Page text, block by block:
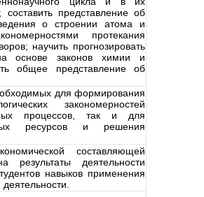
представление об
о строении атома и
протекания
научить прогнозировать
основе законов химии и
общее представление об
для формирования
закономерностей
процессов, так и для
ресурсов и решения
составляющей
результаты деятельности
навыков применения